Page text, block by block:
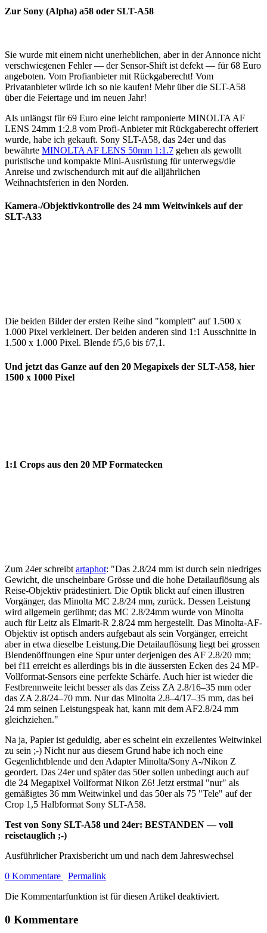
Zur Sony (Alpha) a58 oder SLT-A58
Sie wurde mit einem nicht unerheblichen, aber in der Annonce nicht
verschwiegenen Fehler — der Sensor-Shift ist defekt — für 68 Euro
angeboten. Vom Profianbieter mit Rückgaberecht! Vom
Privatanbieter würde ich so nie kaufen! Mehr über die SLT-A58
über die Feiertage und im neuen Jahr!
Als unlängst für 69 Euro eine leicht ramponierte MINOLTA AF
LENS 24mm 1:2.8 vom Profi-Anbieter mit Rückgaberecht offeriert
wurde, habe ich gekauft. Sony SLT-A58, das 24er und das
bewährte MINOLTA AF LENS 50mm 1:1.7 gehen als gewollt
puristische und kompakte Mini-Ausrüstung für unterwegs/die
Anreise und zwischendurch mit auf die alljährlichen
Weihnachtsferien in den Norden.
Kamera-/Objektivkontrolle des 24 mm Weitwinkels auf der
SLT-A33
Die beiden Bilder der ersten Reihe sind "komplett" auf 1.500 x
1.000 Pixel verkleinert. Der beiden anderen sind 1:1 Ausschnitte in
1.500 x 1.000 Pixel. Blende f/5,6 bis f/7,1.
Und jetzt das Ganze auf den 20 Megapixels der SLT-A58, hier
1500 x 1000 Pixel
1:1 Crops aus den 20 MP Formatecken
Zum 24er schreibtartaphot: "Das 2.8/24 mm ist durch sein niedriges
Gewicht, die unscheinbare Grösse und die hohe Detailauflösung als
Reise-Objektiv prädestiniert. Die Optik blickt auf einen illustren
Vorgänger, das Minolta MC 2.8/24 mm, zurück. Dessen Leistung
wird allgemein gerühmt; das MC 2.8/24mm wurde von Minolta
auch für Leitz als Elmarit-R 2.8/24 mm hergestellt. Das Minolta-AF-
Objektiv ist optisch anders aufgebaut als sein Vorgänger, erreicht
aber in etwa dieselbe Leistung.Die Detailauflösung liegt bei grossen
Blendenöffnungen eine Spur unter derjenigen des AF 2.8/20 mm;
bei f11 erreicht es allerdings bis in die äussersten Ecken des 24 MP-
Vollformat-Sensors eine perfekte Schärfe. Auch hier ist wieder die
Festbrennweite leicht besser als das Zeiss ZA 2.8/16–35 mm oder
das ZA 2.8/24–70 mm. Nur das Minolta 2.8–4/17–35 mm, das bei
24 mm seinen Leistungspeak hat, kann mit dem AF2.8/24 mm
gleichziehen."
Na ja, Papier ist geduldig, aber es scheint ein exzellentes Weitwinkel
zu sein ;-) Nicht nur aus diesem Grund habe ich noch eine
Gegenlichtblende und den Adapter Minolta/Sony A-/Nikon Z
geordert. Das 24er und später das 50er sollen unbedingt auch auf
die 24 Megapixel Vollformat Nikon Z6! Jetzt erstmal "nur" als
gemäßigtes 36 mm Weitwinkel und das 50er als 75 "Tele" auf der
Crop 1,5 Halbformat Sony SLT-A58.
Test von Sony SLT-A58 und 24er: BESTANDEN — voll
reisetauglich ;-)
Ausführlicher Praxisbericht um und nach dem Jahreswechsel
0 Kommentare
Permalink
Die Kommentarfunktion ist für diesen Artikel deaktiviert.
0 Kommentare